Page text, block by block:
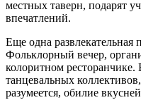
местных таверн, подарят
впечатлений.
Еще одна развлекательная
Фольклорный вечер,
колоритном
танцевальных
разумеется, обилие